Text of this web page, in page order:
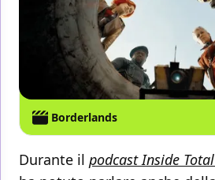
Borderlands
Durante il podcast Inside